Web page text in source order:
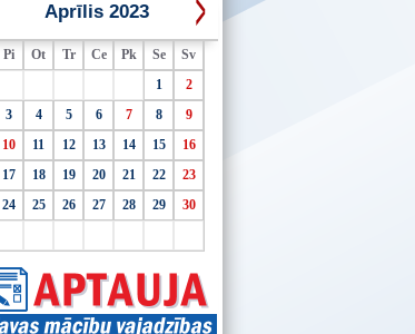
Aprīlis 2023
Pi Ot Tr Ce Pk Se
Sv
1
2
3
4 5 6 7 8
9
10
11 12 13 14 15
16
17
18 19 20 21 22
23
24
25 26 27 28 29 30